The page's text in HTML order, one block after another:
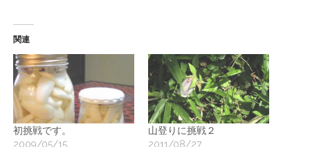
関連
初挑戦です。
2009/05/15
山登りに挑戦２
2011/08/27